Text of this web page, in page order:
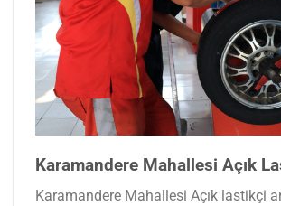
Karamandere Mahallesi Açık
Karamandere Mahallesi Açık lastikçi